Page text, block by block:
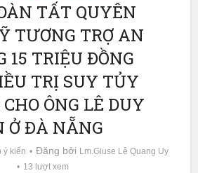
TẤT QUYÊN
TƯƠNG TRỢ AN
15 TRIỆU ĐỒNG
TRỊ SUY TỦY
ÔNG LÊ DUY
Ở ĐÀ NẴNG
ý kiến Đăng bởi Lm.Giuse Lê Quang Uy
13 lượt xem